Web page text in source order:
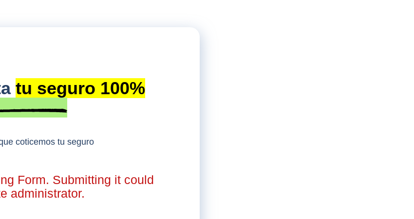
tu seguro 100%
coticemos tu seguro
Form. Submitting it could
administrator.